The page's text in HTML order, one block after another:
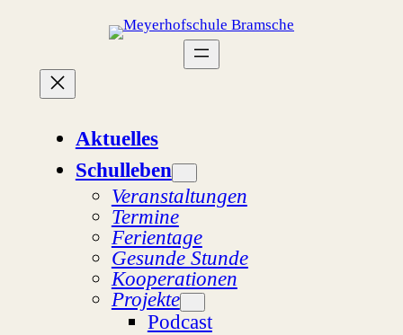
Aktuelles
Schulleben
Veranstaltungen
Termine
Ferientage
Gesunde Stunde
Kooperationen
Projekte
Podcast